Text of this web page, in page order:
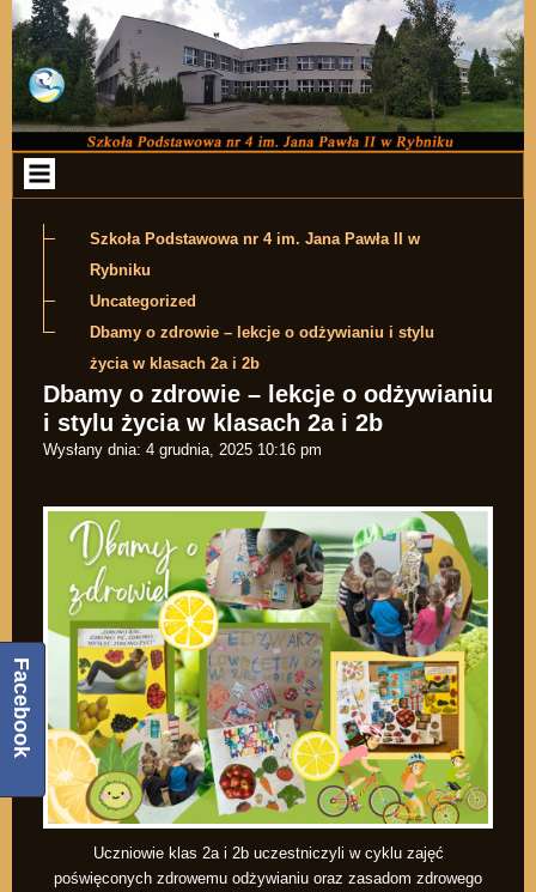
Przejdź do zawartości
Szkoła Podstawowa nr 4 im. Jana Pawła II w
Rybniku
Uncategorized
Dbamy o zdrowie – lekcje o odżywianiu i stylu
życia w klasach 2a i 2b
Dbamy o zdrowie – lekcje o odżywianiu
i stylu życia w klasach 2a i 2b
Wysłany dnia: 4 grudnia, 2025 10:16 pm
Uczniowie klas 2a i 2b uczestniczyli w cyklu zajęć
poświęconych zdrowemu odżywianiu oraz zasadom zdrowego
Facebook